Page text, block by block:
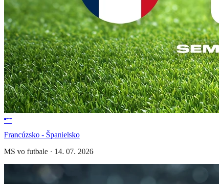
Francúzsko - Španielsko
MS vo futbale · 14. 07. 2026